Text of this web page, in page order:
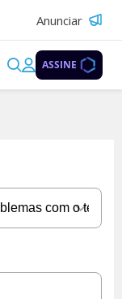
Anunciar
ASSINE